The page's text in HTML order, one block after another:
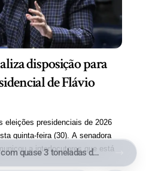
PRF intercepta carregamento com quase 3 toneladas de maconha, mais de meia tonelada de cocaína e medicamentos ilegais em MS
disposição para
de Flávio
eleições presidenciais de 2026
quinta-feira (30). A senadora
a interlocutores que está